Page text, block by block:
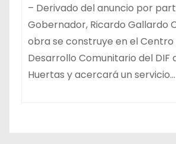
– Derivado del anuncio por
Gobernador, Ricardo Gallardo
obra se construye en el Centro
Desarrollo Comunitario del DIF
Huertas y acercará un servicio…